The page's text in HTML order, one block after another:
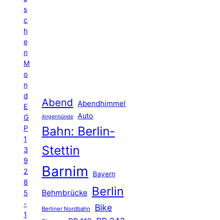
s
c
h
e
n
M
o
n
d
E
G
P
1
3
9
2
8
5
-
1
Abend Abendhimmel
Angermünde Auto
Bahn: Berlin-
Stettin
Barnim Bayern
Behmbrücke Berlin
Berliner Nordbahn Bike